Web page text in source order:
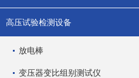
高压试验检测设备
放电棒
变压器变比组别测试仪